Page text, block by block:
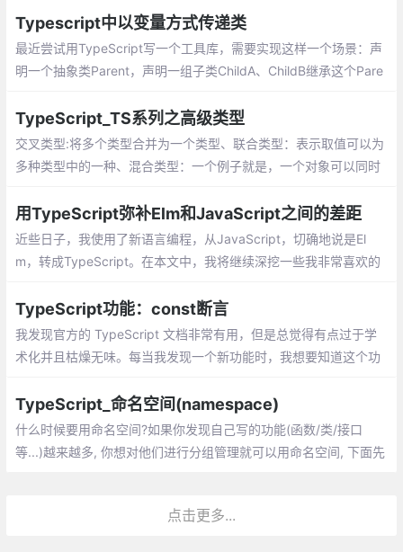
要的一个功能就是基于类的面向对象编程
Typescript中以变量方式传递类
最近尝试用TypeScript写一个工具库，需要实现这样一个场景：声
明一个抽象类Parent，声明一组子类ChildA、ChildB继承这个Pare
TypeScript_TS系列之高级类型
交叉类型:将多个类型合并为一个类型、联合类型：表示取值可以为
多种类型中的一种、混合类型：一个例子就是，一个对象可以同时
动指定一个值的类型
用TypeScript弥补Elm和JavaScript之间的差距
近些日子，我使用了新语言编程，从JavaScript，切确地说是El
m，转成TypeScript。在本文中，我将继续深挖一些我非常喜欢的
TypeScript功能：const断言
我发现官方的 TypeScript 文档非常有用，但是总觉得有点过于学
术化并且枯燥无味。每当我发现一个新功能时，我想要知道这个功
TypeScript_命名空间(namespace)
什么时候要用命名空间?如果你发现自己写的功能(函数/类/接口
等...)越来越多, 你想对他们进行分组管理就可以用命名空间, 下面先
点击更多...